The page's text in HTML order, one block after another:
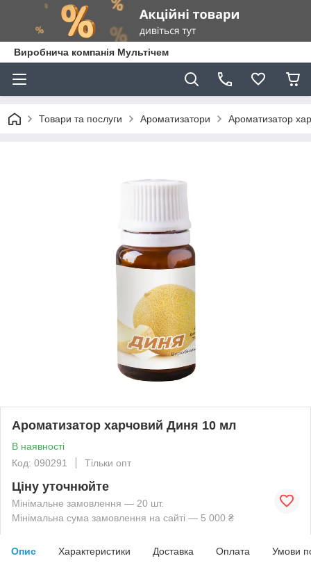
Виробнича компанія Мультічем
Товари та послуги Ароматизатори Ароматизатор
Ароматизатор харчовий Диня 10 мл
В наявності
Код: 090291
Тільки опт
Ціну уточнюйте
Мінімальне замовлення — 20 шт.
Мінімальна сума замовлення на сайті — 5 000 ₴
Опис Характеристики Доставка Оплата Умови